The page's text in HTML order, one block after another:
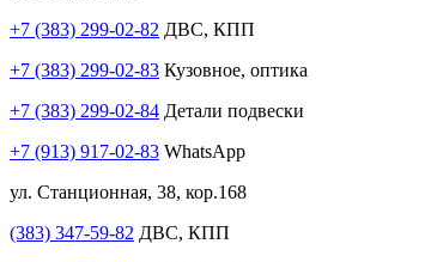
+7 (383) 299-02-82 ДВС, КПП
+7 (383) 299-02-83 Кузовное, оптика
+7 (383) 299-02-84 Детали подвески
+7 (913) 917-02-83 WhatsApp
ул. Станционная, 38, кор.168
(383) 347-59-82 ДВС, КПП